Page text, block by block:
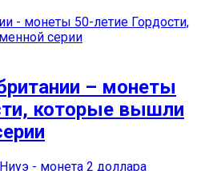
– монеты
которые вышли